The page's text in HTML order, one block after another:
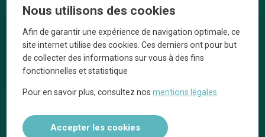
Accueil
Bonnes adresses
Quartiers
Blog
Tops 10
Artisans
A propos
On parle de nous
Nous utilisons des cookies
Afin de garantir une expérience de navigation optimale, ce
site internet utilise des cookies. Ces derniers ont pour but
de collecter des informations sur vous à des fins
fonctionnelles et statistique
Pour en savoir plus, consultez nosmentions légales
Accepter les cookies